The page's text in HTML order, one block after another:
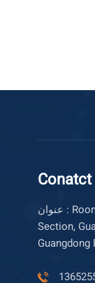
Conatct
عنوان : Room 108, Building 2, No. 763, Houjie
Section,
Guangdong